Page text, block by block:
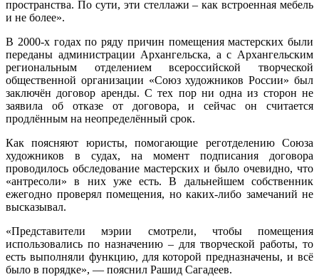
пространства. По сути, эти стеллажи – как встроенная мебель
и не более».
В 2000-х годах по ряду причин помещения мастерских были
переданы администрации Архангельска, а с Архангельским
региональным отделением всероссийской творческой
общественной организации «Союз художников России» был
заключён договор аренды. С тех пор ни одна из сторон не
заявила об отказе от договора, и сейчас он считается
продлённым на неопределённый срок.
Как поясняют юристы, помогающие реготделению Союза
художников в судах, на момент подписания договора
проводилось обследование мастерских и было очевидно, что
«антресоли» в них уже есть. В дальнейшем собственник
ежегодно проверял помещения, но каких-либо замечаний не
высказывал.
«Представители мэрии смотрели, чтобы помещения
использовались по назначению – для творческой работы, то
есть выполняли функцию, для которой предназначены, и всё
было в порядке», — пояснил Рашид Сагадеев.